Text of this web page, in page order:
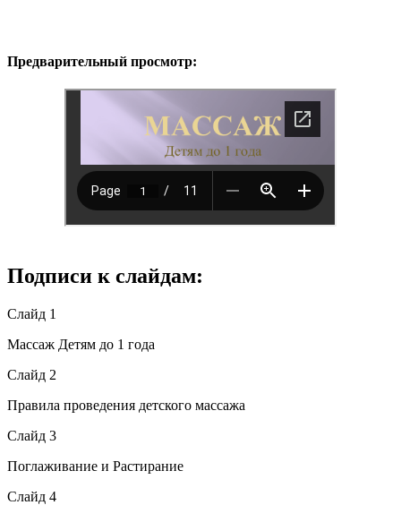
Предварительный просмотр:
Подписи к слайдам:
Слайд 1
Массаж Детям до 1 года
Слайд 2
Правила проведения детского массажа
Слайд 3
Поглаживание и Растирание
Слайд 4